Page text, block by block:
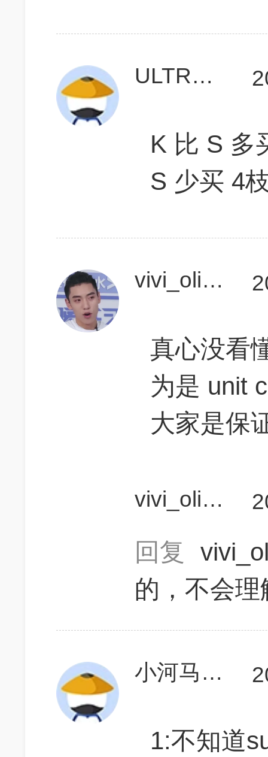
ULTRAmannn
K 比 S
S 少买 4
vivi_olivia
真心没看
为是 unit
大家是保
vivi_olivia
回复
的，不会
小河马逆天改命
1:不知道